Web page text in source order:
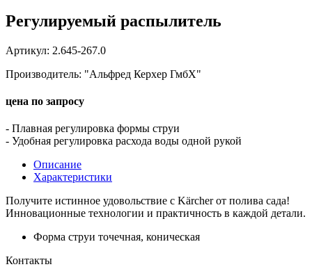
Регулируемый распылитель
Артикул: 2.645-267.0
Производитель: "Альфред Керхер ГмбХ"
цена по запросу
- Плавная регулировка формы струи
- Удобная регулировка расхода воды одной рукой
Описание
Характеристики
Получите истинное удовольствие с Kärcherот полива сада!
Инновационные технологии и практичность в каждой детали.
Форма струи точечная, коническая
Контакты